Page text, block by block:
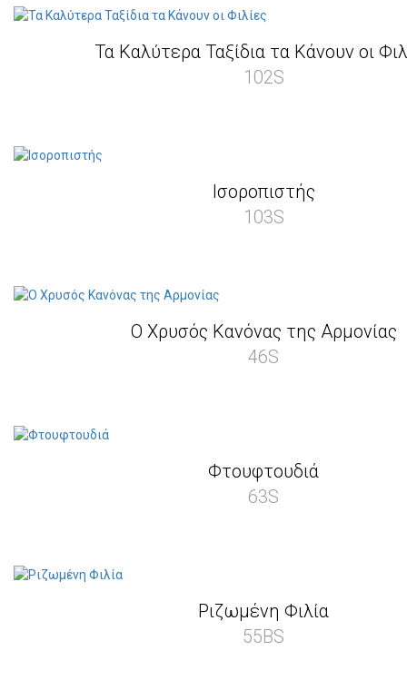
Τα Καλύτερα Ταξίδια τα Κάνουν οι
102S
Ισοροπιστής
103S
Ο Χρυσός Κανόνας της Αρμονίας
46S
Φτουφτουδιά
63S
Ριζωμένη Φιλία
55BS